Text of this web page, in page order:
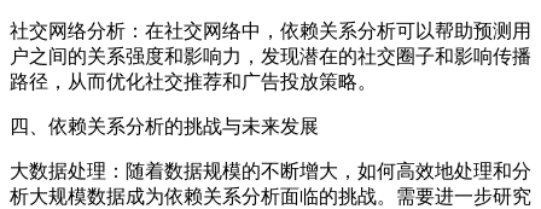
社交网络分析：在社交网络中，依赖关系分析可以帮助预测用
户之间的关系强度和影响力，发现潜在的社交圈子和影响传播
路径，从而优化社交推荐和广告投放策略。
四、依赖关系分析的挑战与未来发展
大数据处理：随着数据规模的不断增大，如何高效地处理和分
析大规模数据成为依赖关系分析面临的挑战。需要进一步研究